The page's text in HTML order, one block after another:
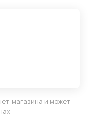
магазина и может